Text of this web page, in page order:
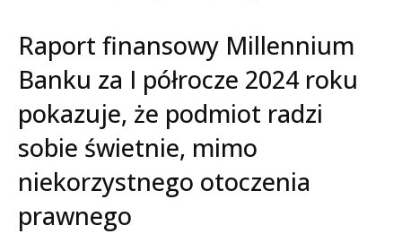
Raport finansowy Millennium
Banku za I półrocze 2024 roku
pokazuje, że podmiot radzi
sobie świetnie, mimo
niekorzystnego otoczenia
prawnego